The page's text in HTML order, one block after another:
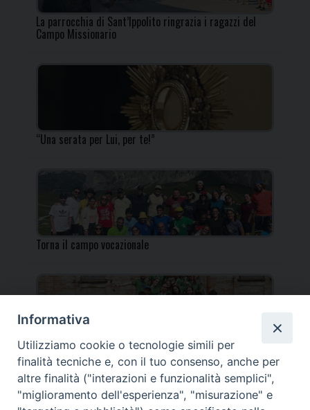
La parrocchia di Sant’Ippolito ringrazia i ragazzi del
Campo Missionario
“Una serata per Lui, per te!”
Torna il campo vocazionale
Torna il Campo Missionario Diocesano
Informativa
Utilizziamo cookie o tecnologie simili per
finalità tecniche e, con il tuo consenso, anche per
altre finalità ("interazioni e funzionalità semplici",
"miglioramento dell'esperienza", "misurazione" e